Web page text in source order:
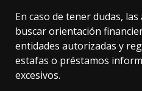
En caso de tener dudas,
buscar orientación
entidades autorizadas y
estafas o préstamos
excesivos.